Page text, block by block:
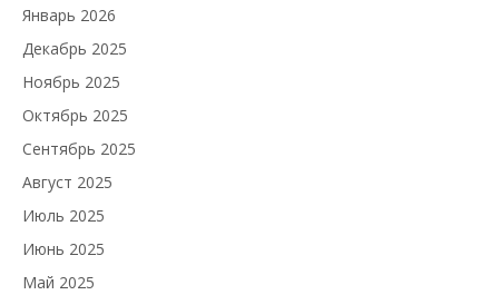
Январь 2026
Декабрь 2025
Ноябрь 2025
Октябрь 2025
Сентябрь 2025
Август 2025
Июль 2025
Июнь 2025
Май 2025